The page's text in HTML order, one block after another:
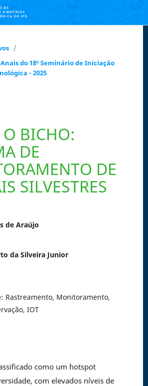
/
Anais do 18º Seminário de Iniciação
- 2025
O BICHO:
DE
DE
SILVESTRES
de Araújo
da Silveira Junior
Rastreamento, Monitoramento,
IOT
como um hotspot
com elevados níveis de